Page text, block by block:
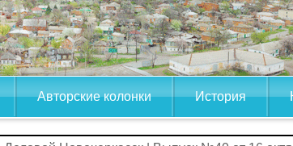
Авторские колонки История